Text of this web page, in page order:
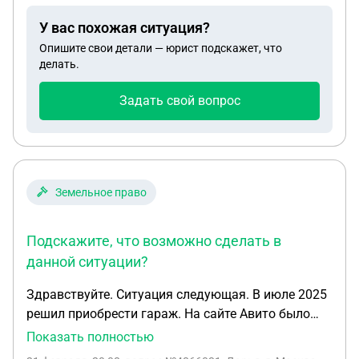
разбиратся.
У вас похожая ситуация?
Опишите свои детали — юрист подскажет, что
делать.
Задать свой вопрос
Земельное право
Подскажите, что возможно сделать в
данной ситуации?
Здравствуйте. Ситуация следующая. В июле 2025
решил приобрести гараж. На сайте Авито было
найдено объявление о продажи гаража.
Показать полностью